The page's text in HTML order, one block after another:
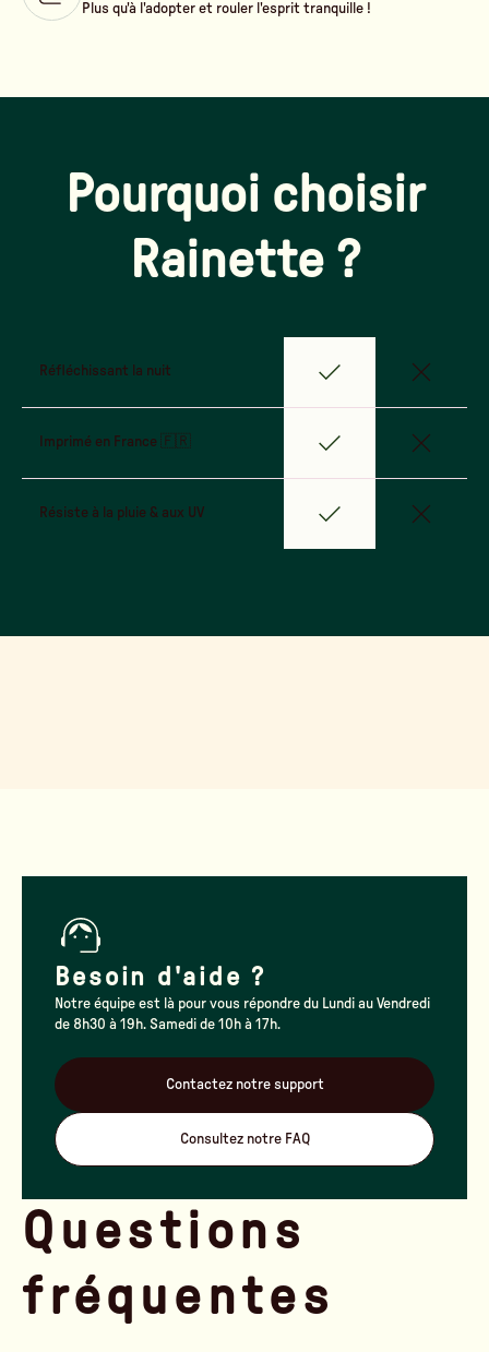
Plus qu'à l'adopter et rouler l'esprit tranquille !
Pourquoi choisir
Rainette ?
Réfléchissant la nuit
Imprimé en France 🇫🇷
Résiste à la pluie & aux UV
Questions
fréquentes
Besoin d'aide ?
Notre équipe est là pour vous répondre du Lundi au Vendredi
de 8h30 à 19h. Samedi de 10h à 17h.
Contactez notre support
Consultez notre FAQ